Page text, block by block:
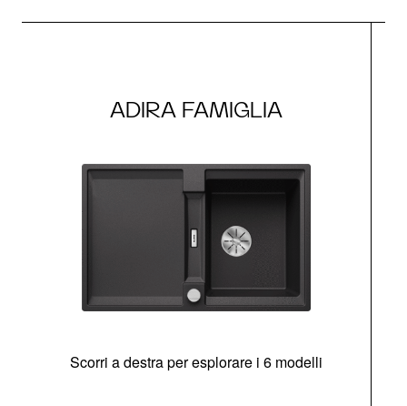
ADIRA FAMIGLIA
Scorri a destra per esplorare i 6 modelli